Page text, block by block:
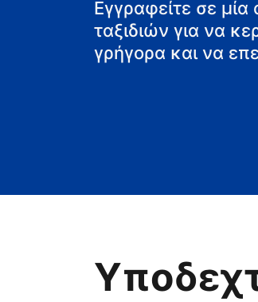
Εγγραφείτε σε
ταξιδιών για να
γρήγορα και να